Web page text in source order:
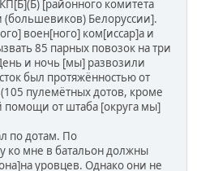
[районного комитета
(большевиков) Белоруссии].
воен[ного] ком[иссар]а и
85 парных повозок на три
и ночь [мы] развозили
был протяжённостью от
пулемётных дотов, кроме
помощи от штаба [округа мы]
по дотам. По
ко мне в батальон должны
уровцев. Однако они не